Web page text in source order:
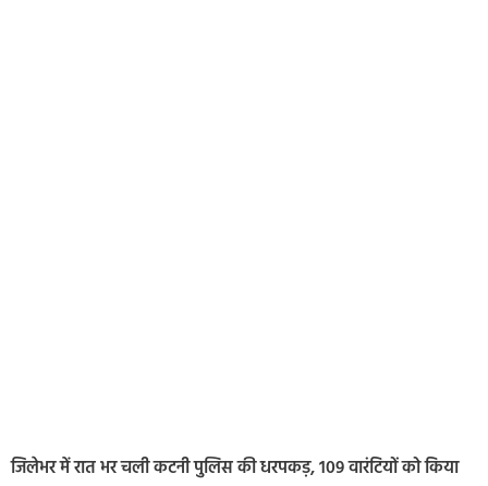
जिलेभर में रात भर चली कटनी पुलिस की धरपकड़, 109 वारंटियों को किया